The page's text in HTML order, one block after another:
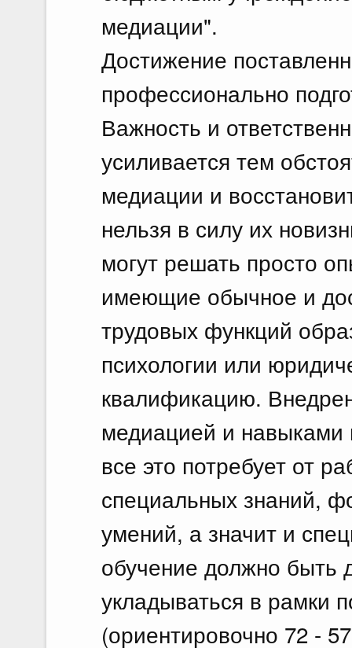
медиации".
Достижение
профессионально
Важность и
усиливается тем
медиации и
нельзя в силу их
могут решать просто
имеющие обычное и
трудовых функций
психологии или
квалификацию.
медиацией и навыками
все это потребует от
специальных знаний,
умений, а значит и
обучение должно быть
укладываться в рамки
(ориентировочно 72 -